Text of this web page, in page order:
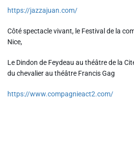
Ville de Nice
Nice 24
https://jazzajuan.com/
Côté spectacle vivant, le Festival de la
Nice,
Le Dindon de Feydeau au théâtre de la
du chevalier au théâtre Francis Gag
https://www.compagnieact2.com/